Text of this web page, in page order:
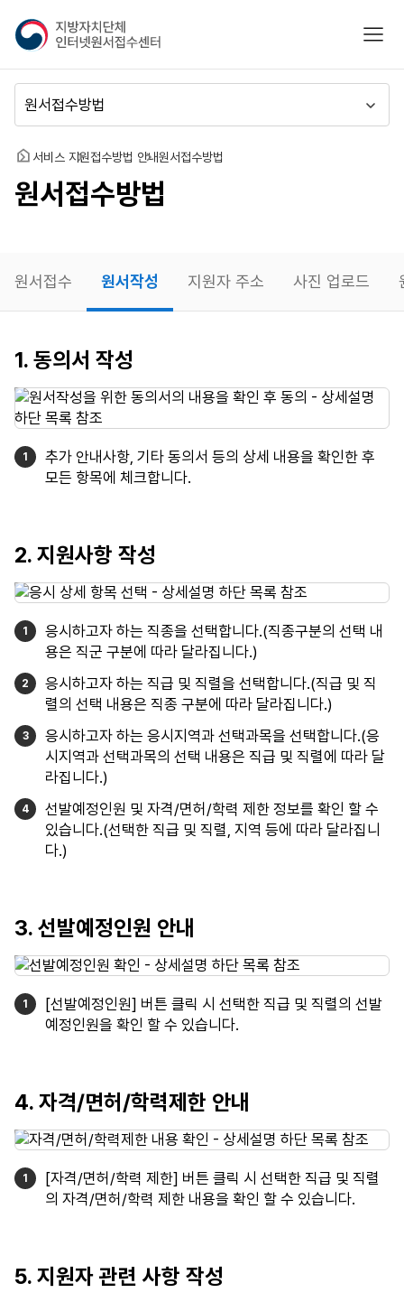
지
방
자
치
단
체
인
넷
원
수
센
터
모바
뉴
동
홈 서비스 지원접수방법 안내원서접수방법
원서접수방법
원서접수 원서작성 지원자 주소 사진 업로드
원서작성
1. 동의서 작성
추가 안내사항, 기타 동의서 등의 상세 내용을 확인한 후
모든 항목에 체크합니다.
2. 지원사항 작성
응시하고자 하는 직종을 선택합니다.(직종구분의 선택 내
용은 직군 구분에 따라 달라집니다.)
응시하고자 하는 직급 및 직렬을 선택합니다.(직급 및 직
렬의 선택 내용은 직종 구분에 따라 달라집니다.)
응시하고자 하는 응시지역과 선택과목을 선택합니다.(응
시지역과 선택과목의 선택 내용은 직급 및 직렬에 따라 달
라집니다.)
선발예정인원 및 자격/면허/학력 제한 정보를 확인 할 수
있습니다.(선택한 직급 및 직렬, 지역 등에 따라 달라집니
다.)
3. 선발예정인원 안내
[선발예정인원] 버튼 클릭 시 선택한 직급 및 직렬의 선발
예정인원을 확인 할 수 있습니다.
4. 자격/면허/학력제한 안내
[자격/면허/학력 제한] 버튼 클릭 시 선택한 직급 및 직렬
의 자격/면허/학력 제한 내용을 확인 할 수 있습니다.
5. 지원자 관련 사항 작성